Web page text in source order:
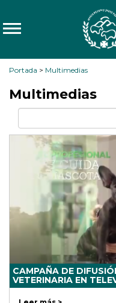
Portada > Multimedias
Multimedias
CAMPAÑA DE
VETERINARIA EN